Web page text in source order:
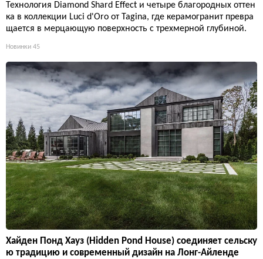
Технология Diamond Shard Effect и четыре благородных оттен
ка в коллекции Luci d'Oro от Tagina, где керамогранит превра
щается в мерцающую поверхность с трехмерной глубиной.
Новинки 45
Хайден Понд Хауз (Hidden Pond House) соединяет сельску
ю традицию и современный дизайн на Лонг-Айленде